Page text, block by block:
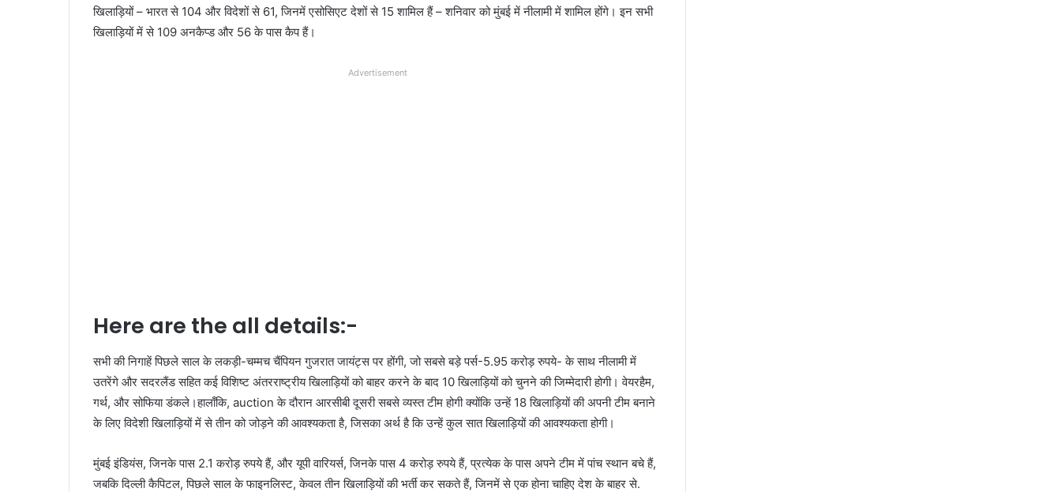
खिलाड़ियों – भारत से 104 और विदेशों से 61, जिनमें एसोसिएट देशों से 15 शामिल हैं – शनिवार को मुंबई में नीलामी में शामिल होंगे। इन सभी
खिलाड़ियों में से 109 अनकैप्ड और 56 के पास कैप हैं।
Advertisement
Here are the all details:-
सभी की निगाहें पिछले साल के लकड़ी-चम्मच चैंपियन गुजरात जायंट्स पर होंगी, जो सबसे बड़े पर्स-5.95 करोड़ रुपये- के साथ नीलामी में
उतरेंगे और सदरलैंड सहित कई विशिष्ट अंतरराष्ट्रीय खिलाड़ियों को बाहर करने के बाद 10 खिलाड़ियों को चुनने की जिम्मेदारी होगी। वेयरहैम,
गर्थ, और सोफिया डंकले।हालाँकि, auction के दौरान आरसीबी दूसरी सबसे व्यस्त टीम होगी क्योंकि उन्हें 18 खिलाड़ियों की अपनी टीम बनाने
के लिए विदेशी खिलाड़ियों में से तीन को जोड़ने की आवश्यकता है, जिसका अर्थ है कि उन्हें कुल सात खिलाड़ियों की आवश्यकता होगी।
मुंबई इंडियंस, जिनके पास 2.1 करोड़ रुपये हैं, और यूपी वारियर्स, जिनके पास 4 करोड़ रुपये हैं, प्रत्येक के पास अपने टीम में पांच स्थान बचे हैं,
जबकि दिल्ली कैपिटल, पिछले साल के फाइनलिस्ट, केवल तीन खिलाड़ियों की भर्ती कर सकते हैं, जिनमें से एक होना चाहिए देश के बाहर से.